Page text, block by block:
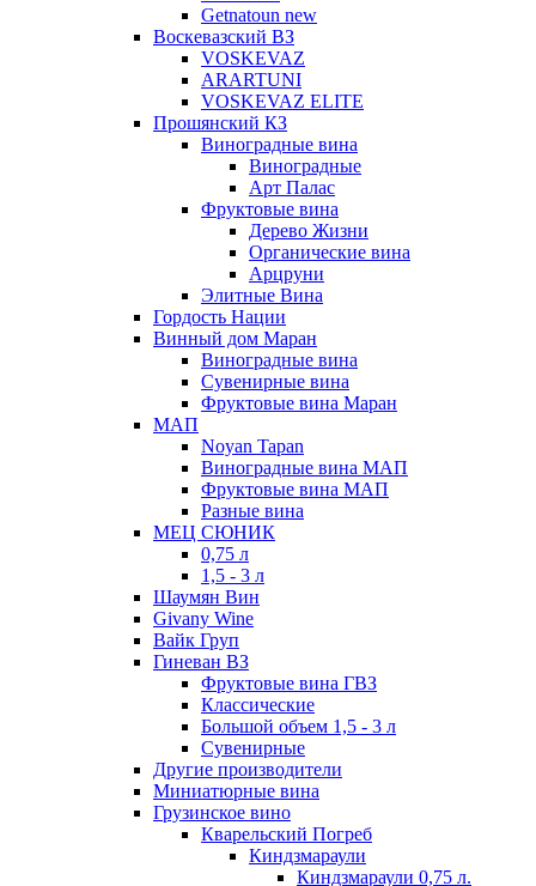
Getnatoun new
Воскевазский ВЗ
VOSKEVAZ
ARARTUNI
VOSKEVAZ ELITE
Прошянский КЗ
Виноградные вина
Виноградные
Арт Палас
Фруктовые вина
Дерево Жизни
Органические вина
Арцруни
Элитные Вина
Гордость Нации
Винный дом Маран
Виноградные вина
Сувенирные вина
Фруктовые вина Маран
МАП
Noyan Tapan
Виноградные вина МАП
Фруктовые вина МАП
Разные вина
МЕЦ СЮНИК
0,75 л
1,5 - 3 л
Шаумян Вин
Givany Wine
Вайк Груп
Гиневан ВЗ
Фруктовые вина ГВЗ
Классические
Большой объем 1,5 - 3 л
Сувенирные
Другие производители
Миниатюрные вина
Грузинское вино
Кварельский Погреб
Киндзмараули
Киндзмараули 0,75 л.